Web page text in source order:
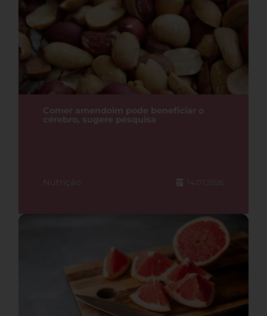
Comer amendoim pode beneficiar o
cérebro, sugere pesquisa
Nutrição 14.07.2026